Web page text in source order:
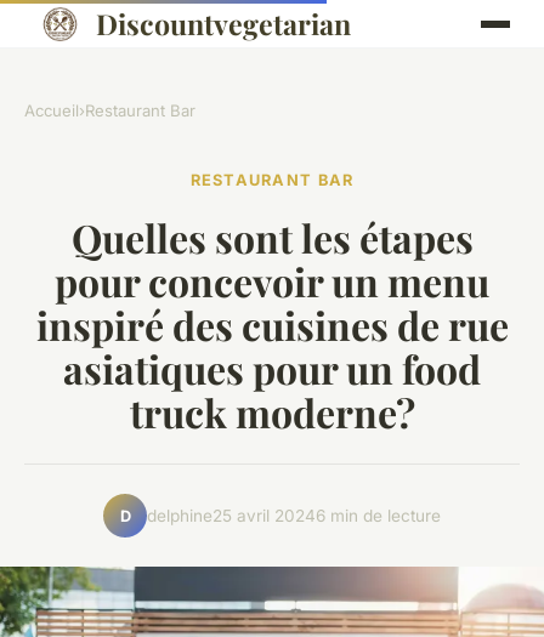
Discountvegetarian
Accueil›Restaurant Bar
RESTAURANT BAR
Quelles sont les étapes
pour concevoir un menu
inspiré des cuisines de rue
asiatiques pour un food
truck moderne?
D delphine25 avril 20246 min de lecture